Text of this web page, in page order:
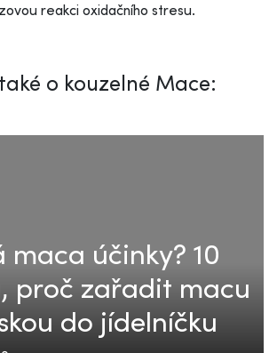
reakci oxidačního stresu.
o kouzelné Mace:
maca účinky? 10
proč zařadit macu
do jídelníčku